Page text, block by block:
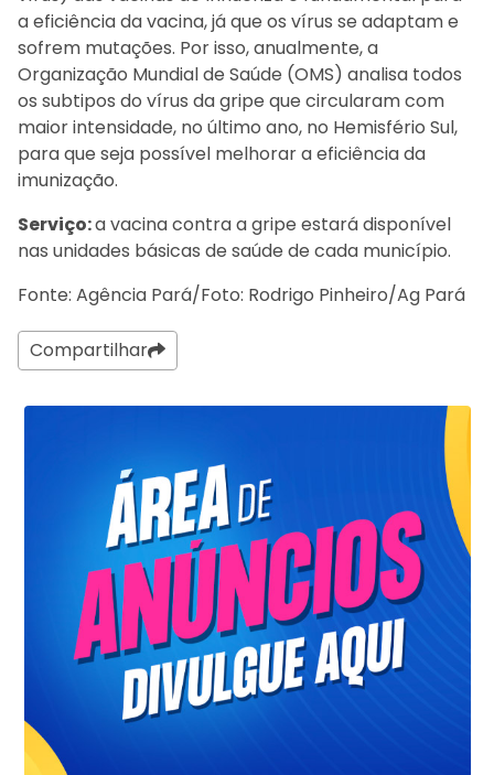
a eficiência da vacina, já que os vírus se adaptam e
sofrem mutações. Por isso, anualmente, a
Organização Mundial de Saúde (OMS) analisa todos
os subtipos do vírus da gripe que circularam com
maior intensidade, no último ano, no Hemisfério Sul,
para que seja possível melhorar a eficiência da
imunização.
Serviço:a vacina contra a gripe estará disponível
nas unidades básicas de saúde de cada município.
Fonte: Agência Pará/Foto: Rodrigo Pinheiro/Ag Pará
Compartilhar